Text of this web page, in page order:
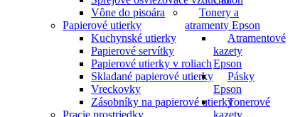
Tonery a
atramenty Epson
Atramentové
kazety
Epson
Pásky
Epson
Tonerové
kazety
Vône do pisoára
Papierové utierky
Kuchynské utierky
Papierové servítky
Papierové utierky v roliach
Skladané papierové utierky
Vreckovky
Zásobníky na papierové utierky
Pracie prostriedky